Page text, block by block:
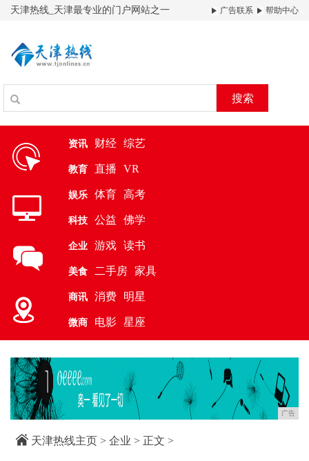
天津热线_天津最专业的门户网站之一 广告联系 帮助中心
搜索
资讯 财经 综艺
教育 直播 VR
娱乐 体育 高考
科技 公益 佛学
企业 游戏 读书
美食 二手房 家具
商讯 消费 明星
微商 电影 星座
广告
天津热线主页 > 企业 > 正文 >